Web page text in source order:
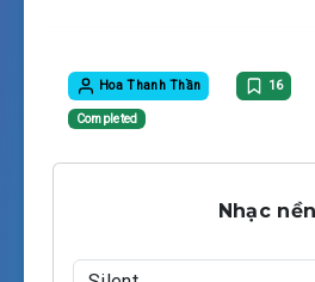
Hoa Thanh Thần 16
Completed
Nhạc nền